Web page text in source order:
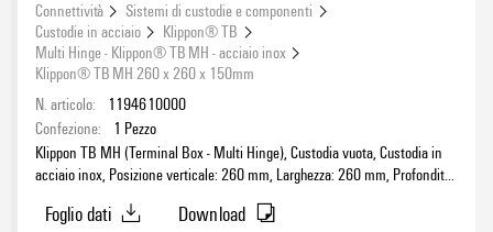
Connettività
Sistemi di custodie e componenti
Custodie in acciaio
Klippon® TB
Multi Hinge - Klippon® TB MH - acciaio inox
Klippon® TB MH 260 x 260 x 150mm
N. articolo:
1194610000
Confezione:
1 Pezzo
Klippon TB MH (Terminal Box - Multi Hinge), Custodia vuota, Custodia in
acciaio inox, Posizione verticale: 260 mm, Larghezza: 260 mm, Profondità:
1.4404 (316L), lucidatura elettrochimica, argento
Foglio dati
Download